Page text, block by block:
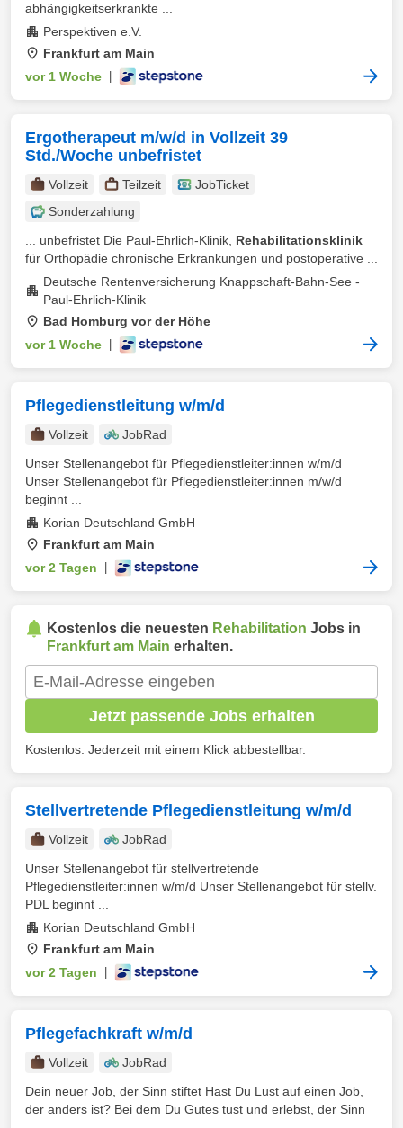
abhängigkeitserkrankte ...
Perspektiven e.V.
Frankfurt am Main
vor 1 Woche
Ergotherapeut m/w/d in Vollzeit 39
Std./Woche unbefristet
Vollzeit Teilzeit
JobTicket
Sonderzahlung
... unbefristet Die Paul-Ehrlich-Klinik, Rehabilitationsklinik
für Orthopädie chronische Erkrankungen und postoperative ...
Deutsche Rentenversicherung Knappschaft-Bahn-See -
Paul-Ehrlich-Klinik
Bad Homburg vor der Höhe
vor 1 Woche
Pflegedienstleitung w/m/d
Vollzeit
JobRad
Unser Stellenangebot für Pflegedienstleiter:innen w/m/d
Unser Stellenangebot für Pflegedienstleiter:innen m/w/d
beginnt ...
Korian Deutschland GmbH
Frankfurt am Main
vor 2 Tagen
Kostenlos die neuesten Rehabilitation Jobs in
Frankfurt am Main erhalten.
Jetzt passende Jobs erhalten
Kostenlos. Jederzeit mit einem Klick abbestellbar.
Stellvertretende Pflegedienstleitung w/m/d
Vollzeit
JobRad
Unser Stellenangebot für stellvertretende
Pflegedienstleiter:innen w/m/d Unser Stellenangebot für stellv.
PDL beginnt ...
Korian Deutschland GmbH
Frankfurt am Main
vor 2 Tagen
Pflegefachkraft w/m/d
Vollzeit
JobRad
Dein neuer Job, der Sinn stiftet Hast Du Lust auf einen Job,
der anders ist? Bei dem Du Gutes tust und erlebst, der Sinn